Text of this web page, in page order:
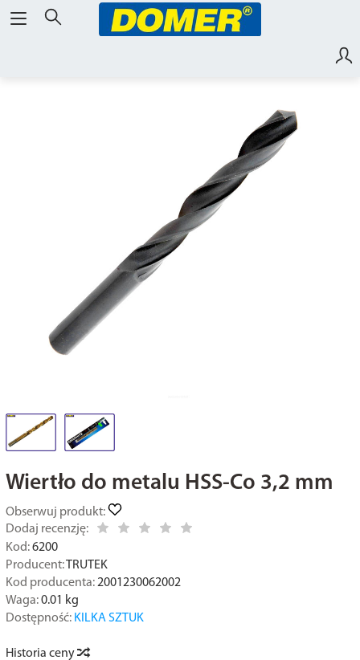
Wiertło do metalu HSS-Co 3,2 mm
Obserwuj produkt:
Dodaj recenzję:
Kod: 6200
Producent:TRUTEK
Kod producenta: 2001230062002
Waga: 0.01 kg
Dostępność: KILKA SZTUK
Historia ceny